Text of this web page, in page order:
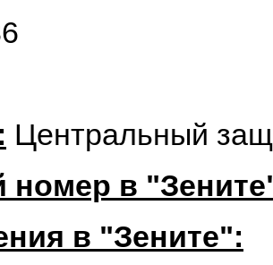
Центральный
номер в
в "Зените":